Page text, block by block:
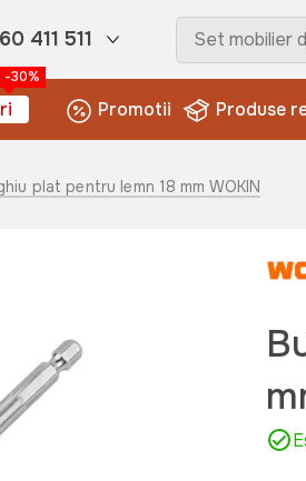
411 511
-30%
Promotii Produse
plat pentru lemn 18 mm WOKIN